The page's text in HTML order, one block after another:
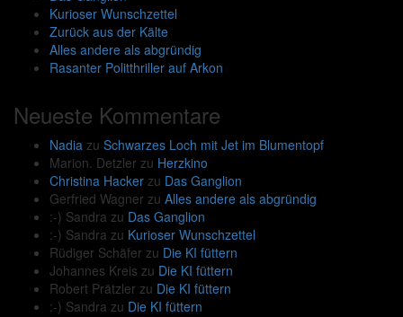
Kurioser Wunschzettel
Zurück aus der Kälte
Alles andere als abgründig
Rasanter Politthriller auf Arkon
Neueste Kommentare
Nadia zu Schwarzes Loch mit Jet im Blumentopf
Marion. Detzler zu Herzkino
Christina Hacker zu Das Ganglion
Gerfried Wagner zu Alles andere als abgründig
:-) Sandra zu Das Ganglion
:-) Sandra zu Kurioser Wunschzettel
Rüdiger Schäfer zu Die KI füttern
Johannes Kreis zu Die KI füttern
Robert Prätzler zu Die KI füttern
:-) Sandra zu Die KI füttern